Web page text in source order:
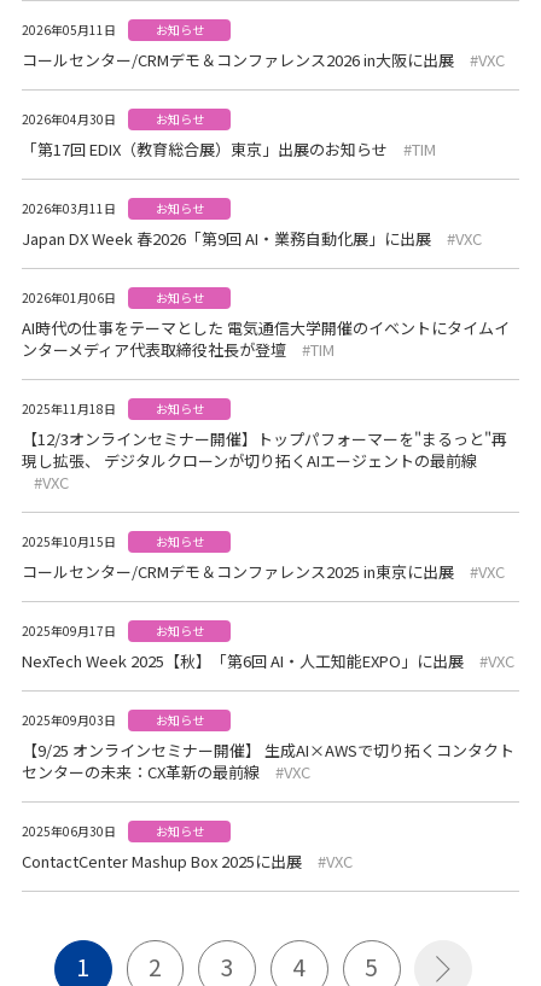
2026年05月11日 お知らせ
コールセンター/CRMデモ＆コンファレンス2026 in大阪に出展 VXC
2026年04月30日 お知らせ
「第17回 EDIX（教育総合展）東京」出展のお知らせ TIM
2026年03月11日 お知らせ
Japan DX Week 春2026「第9回 AI・業務自動化展」に出展 VXC
2026年01月06日 お知らせ
AI時代の仕事をテーマとした 電気通信大学開催のイベントにタイムイ
ンターメディア代表取締役社長が登壇
TIM
2025年11月18日 お知らせ
【12/3オンラインセミナー開催】トップパフォーマーを"まるっと"再
現し拡張、 デジタルクローンが切り拓くAIエージェントの最前線
VXC
2025年10月15日 お知らせ
コールセンター/CRMデモ＆コンファレンス2025 in東京に出展 VXC
2025年09月17日 お知らせ
NexTech Week 2025【秋】「第6回 AI・人工知能EXPO」に出展 VXC
2025年09月03日 お知らせ
【9/25 オンラインセミナー開催】 生成AI×AWSで切り拓くコンタクト
センターの未来：CX革新の最前線
VXC
2025年06月30日 お知らせ
ContactCenter Mashup Box 2025に出展 VXC
1 2 3 4 5